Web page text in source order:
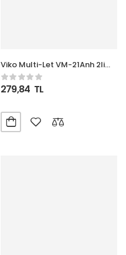
Viko Multi-Let VM-21Anh 2li
1mt Anahtarlı Kablolu
(90117201)
279,84 TL